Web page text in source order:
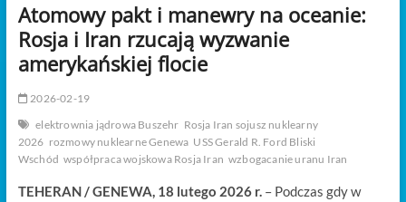
Atomowy pakt i manewry na oceanie:
Rosja i Iran rzucają wyzwanie
amerykańskiej flocie
2026-02-19
elektrownia jądrowa Buszehr Rosja Iran sojusz nuklearny
2026 rozmowy nuklearne Genewa USS Gerald R. Ford Bliski
Wschód współpraca wojskowa Rosja Iran wzbogacanie uranu Iran
TEHERAN / GENEWA, 18 lutego 2026 r.– Podczas gdy w